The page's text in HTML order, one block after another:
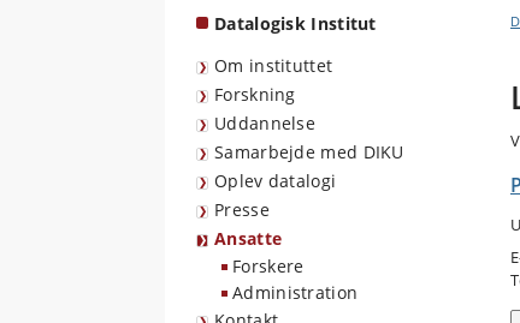
Datalogisk Institut
Om instituttet
Forskning
Uddannelse
Samarbejde med DIKU
Oplev datalogi
Presse
Ansatte
Forskere
Administration